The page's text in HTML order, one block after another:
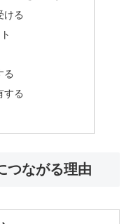
ける
る
する
つながる理由